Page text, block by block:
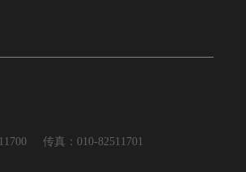
传真：010-82511701